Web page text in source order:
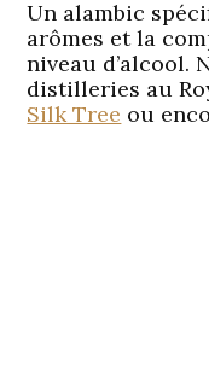
Un alambic
arômes et la
niveau d’alcool.
distilleries au
Silk Tree ou